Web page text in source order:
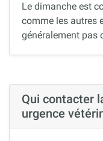
Le dimanche est
comme les autres
généralement pas
Qui contacter
urgence